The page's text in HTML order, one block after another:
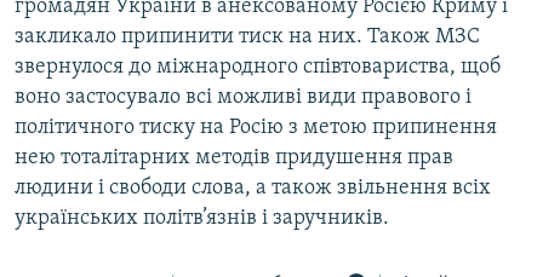
громадян України в анексованому Росією Криму і
закликало припинити тиск на них. Також МЗС
звернулося до міжнародного співтовариства, щоб
воно застосувало всі можливі види правового і
політичного тиску на Росію з метою припинення
нею тоталітарних методів придушення прав
людини і свободи слова, а також звільнення всіх
українських політв’язнів і заручників.